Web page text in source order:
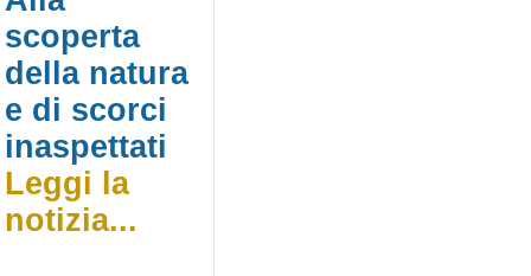
scoperta
della natura
e di scorci
inaspettati
Leggi la
notizia...